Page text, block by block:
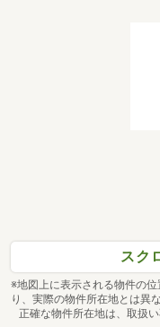
スク
※地図上に表示される物件の
り、実際の物件所在地とは異
正確な物件所在地は、取扱